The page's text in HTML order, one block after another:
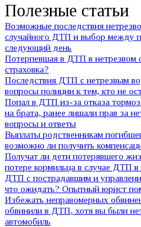
Полезные статьи
Возможные последствия
случайного ДТП и выбор между
следующий день
Потерпевшая в ДТП в нетрезвом
страховка?
Последствия ДТП с нетрезвым
вопросы полиции к тем, кто не
Попал в ДТП из-за отказа
на брата, ранее лишали прав за
вопросы и ответы
Выплаты родственникам
возможно ли получить
Получат ли дети потерявшего
потере кормильца в случае ДТП в
ДТП с пострадавшим и
что ожидать? Опытный юрист
Избежать неправомерных
обвинили в ДТП, хотя вы были
автомобиль